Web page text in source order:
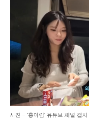
사진 = '홍아림' 유튜브 채널 캡처